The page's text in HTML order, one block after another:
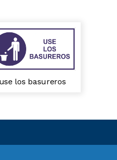
use los basureros